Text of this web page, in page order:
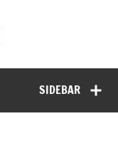
SIDEBAR